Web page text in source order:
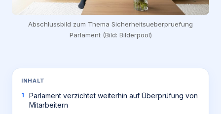
Abschlussbild zum Thema Sicherheitsueberpruefung
Parlament (Bild: Bilderpool)
INHALT
Parlament verzichtet weiterhin auf Überprüfung von
Mitarbeitern